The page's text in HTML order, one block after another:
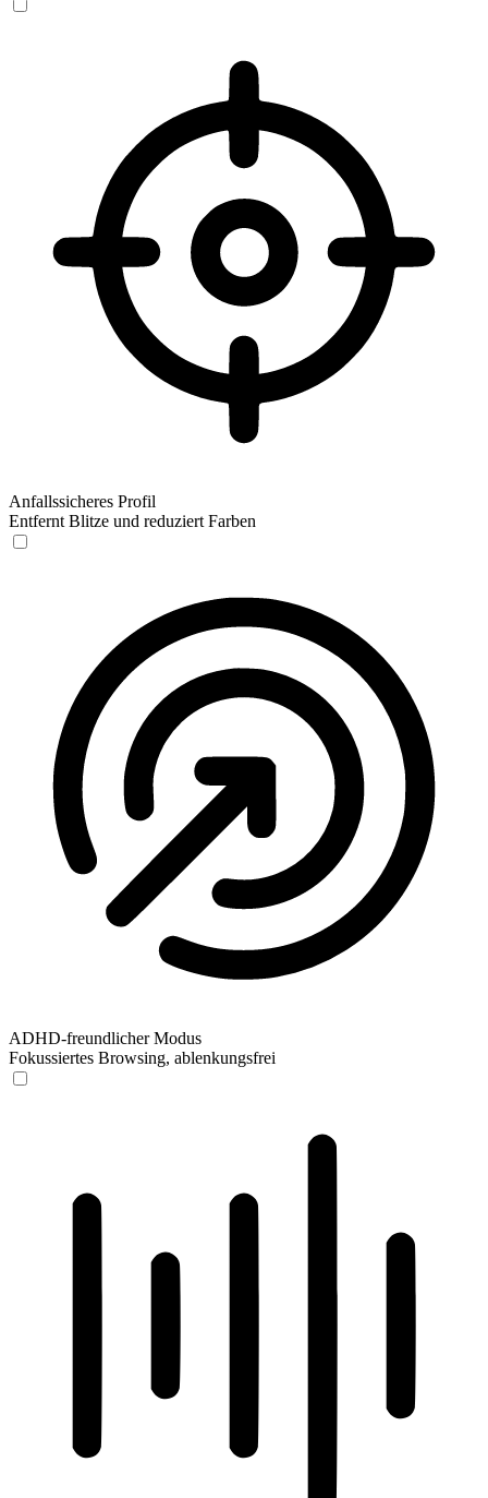
Anfallssicheres Profil
Entfernt Blitze und reduziert Farben
ADHD-freundlicher Modus
Fokussiertes Browsing, ablenkungsfrei